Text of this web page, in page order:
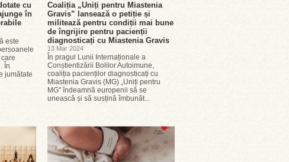
cu
în
este
În
jumătate
Coaliția „Uniți pentru Miastenia
Gravis” lansează o petiție și
militează pentru condiții mai bune
de îngrijire pentru pacienții
diagnosticați cu Miastenia Gravis
13 Mar 2024
În pragul Lunii Internaționale a
Conștientizării Bolilor Autoimune,
coaliția pacienților diagnosticați cu
Miastenia Gravis (MG) „Uniți pentru
MG" îndeamnă europenii să se
unească și să susțină îmbunăt...